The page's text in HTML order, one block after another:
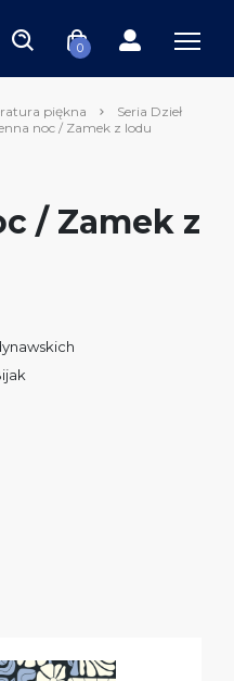
0
piękna
Seria Dzieł
noc / Zamek z lodu
/ Zamek z